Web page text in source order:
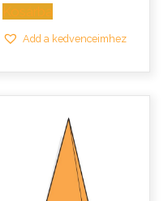
Kosárba
Add a kedvenceimhez